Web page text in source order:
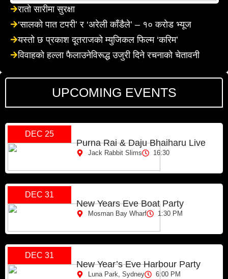
रातो सारीमा सुरक्षा
‘सालको पात टपरी’ र ‘अरेली काँडैले’ – १० करोड भ्यूज
यस्तो छ प्रकाश दूतराजको म्युजिकल फिल्म ‘करिम’
विवाहको हल्ला फैलाउनेविरूद्ध उजुरी दिने रचनाको चेतावनी
UPCOMING EVENTS
DEC 25
Purna Rai & Daju Bhaiharu Live
Jack Rabbit Slims 16:30
DEC 31
New Years Eve Boat Party
Mosman Bay Wharf 1:30 PM
DEC 31
New Year’s Eve Harbour Party
Luna Park, Sydney 6:00 PM